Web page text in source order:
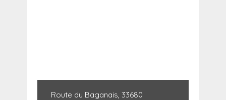
Route du Baganais, 33680